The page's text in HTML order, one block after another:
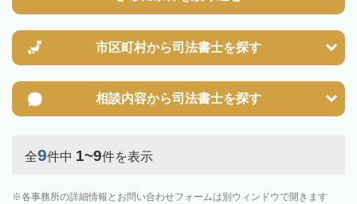
市区町村から司法書士を探す
相談内容から司法書士を探す
全9件中 1~9件を表示
各事務所の詳細情報とお問い合わせフォームは別ウィンドウで開きます